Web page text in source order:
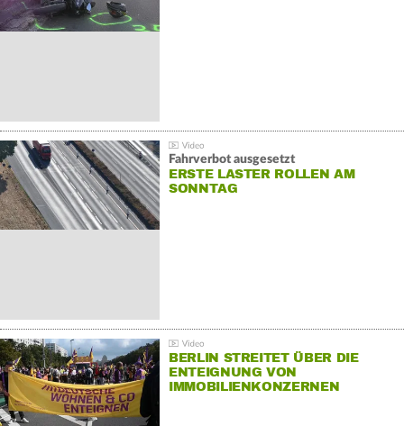
Fahrverbot ausgesetzt
ERSTE LASTER ROLLEN AM
SONNTAG
BERLIN STREITET ÜBER DIE
ENTEIGNUNG VON
IMMOBILIENKONZERNEN